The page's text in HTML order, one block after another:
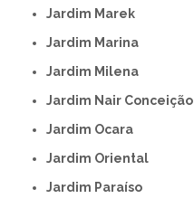
Jardim Marek
Jardim Marina
Jardim Milena
Jardim Nair Conceição
Jardim Ocara
Jardim Oriental
Jardim Paraíso